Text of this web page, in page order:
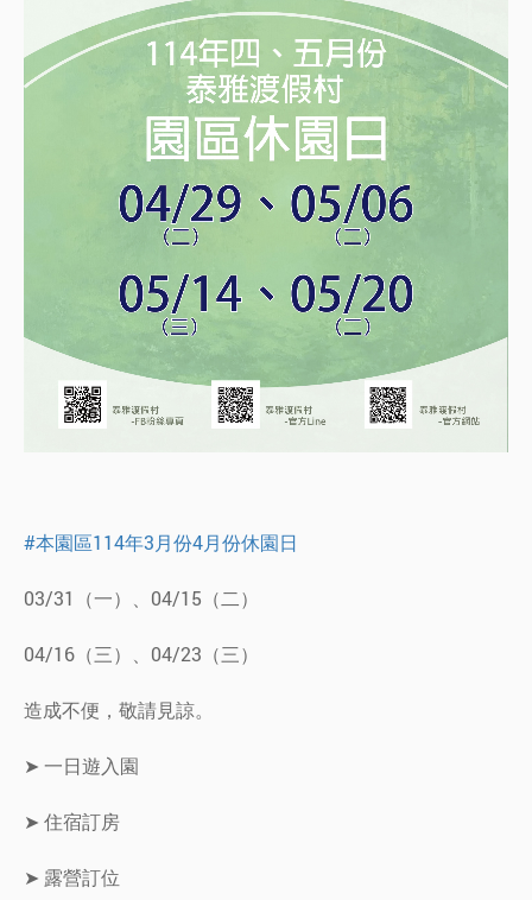
#本園區114年3月份4月份休園日
03/31（一）、04/15（二）
04/16（三）、04/23（三）
造成不便，敬請見諒。
➤ 一日遊入園
➤ 住宿訂房
➤ 露營訂位